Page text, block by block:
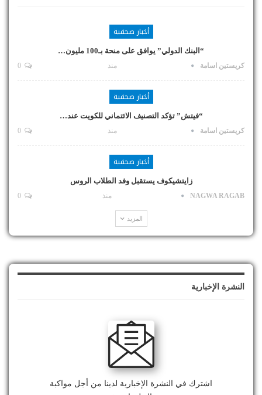
أخبار صحفية
“البنك الدولي” يوافق على منحة بـ100 مليون…
كريستين اسامة منذ
أخبار صحفية
“فيتش” تؤكد التصنيف الائتماني للكويت عند…
كريستين اسامة منذ
أخبار صحفية
زايتشيكوف يستقبل وفد الطلاب الروس
NAGWA RAGAB منذ
المزيد
النشرة الإخبارية
اشترك في النشرة الإخبارية لدينا من أجل مواكبة